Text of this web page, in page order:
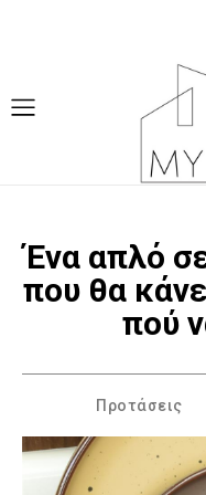
Ένα απλό
που θα
πού
Προτάσεις